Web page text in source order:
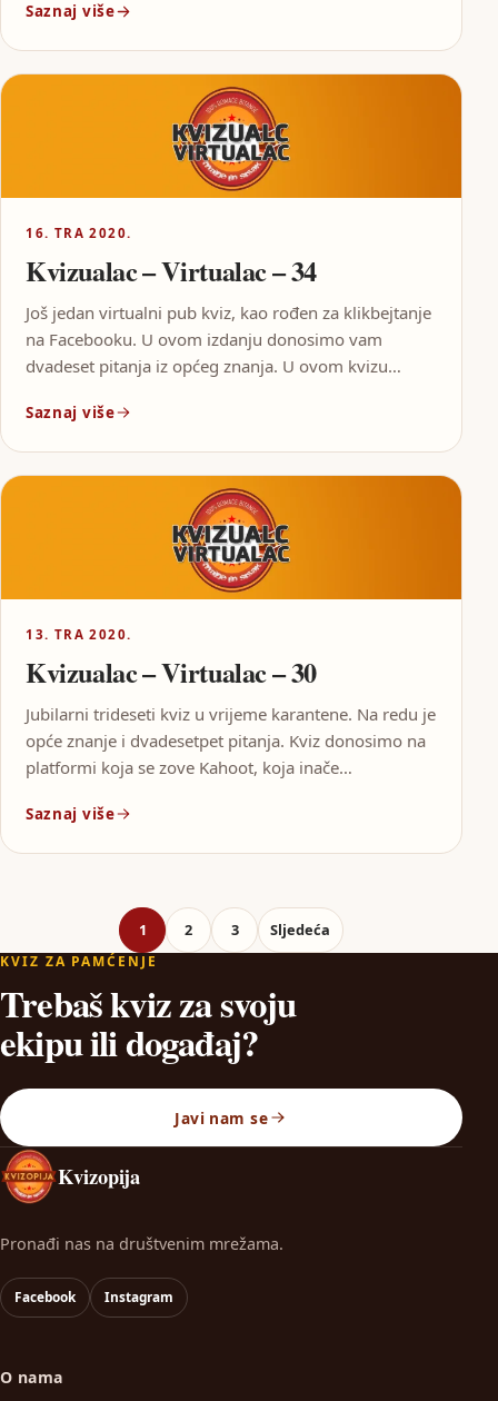
Saznaj više
16. TRA 2020.
Kvizualac – Virtualac – 34
Još jedan virtualni pub kviz, kao rođen za klikbejtanje
na Facebooku. U ovom izdanju donosimo vam
dvadeset pitanja iz općeg znanja. U ovom kvizu…
Saznaj više
13. TRA 2020.
Kvizualac – Virtualac – 30
Jubilarni trideseti kviz u vrijeme karantene. Na redu je
opće znanje i dvadesetpet pitanja. Kviz donosimo na
platformi koja se zove Kahoot, koja inače…
Saznaj više
Brojevi stranica objava
1 2 3 Sljedeća
KVIZ ZA PAMĆENJE
Trebaš kviz za svoju
ekipu ili događaj?
Javi nam se
Kvizopija
Pronađi nas na društvenim mrežama.
Facebook Instagram
O nama